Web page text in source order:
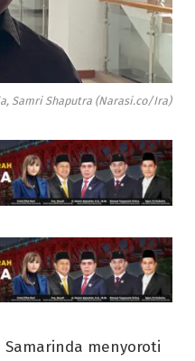
Samri Shaputra (Narasi.co/Ira)
Samarinda menyoroti